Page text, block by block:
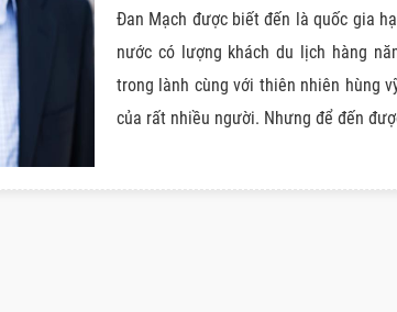
Đan Mạch được biết đến là quốc gia
nước có lượng khách du lịch hàng
trong lành cùng với thiên nhiên hùng
của rất nhiều người. Nhưng để đến